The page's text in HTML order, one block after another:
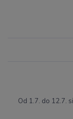
Od 1.7. do 12.7.